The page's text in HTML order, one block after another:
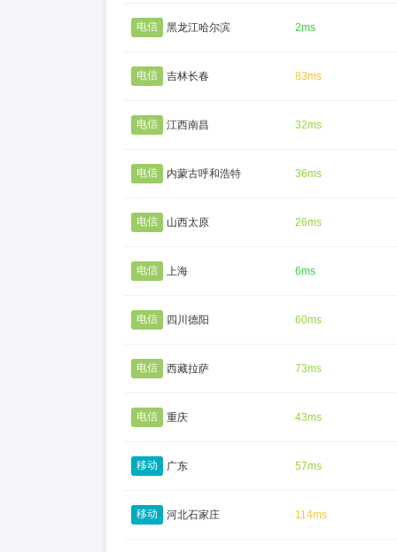
电信 黑龙江哈尔滨 2ms
电信 吉林长春 83ms
电信 江西南昌 32ms
电信 内蒙古呼和浩特 36ms
电信 山西太原 26ms
电信 上海 6ms
电信 四川德阳 60ms
电信 西藏拉萨 73ms
电信 重庆 43ms
移动 广东 57ms
移动 河北石家庄 114ms